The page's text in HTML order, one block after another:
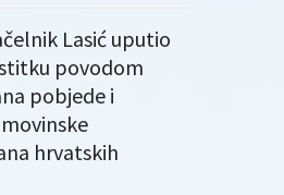
Lasić uputio
povodom
pobjede i
hrvatskih